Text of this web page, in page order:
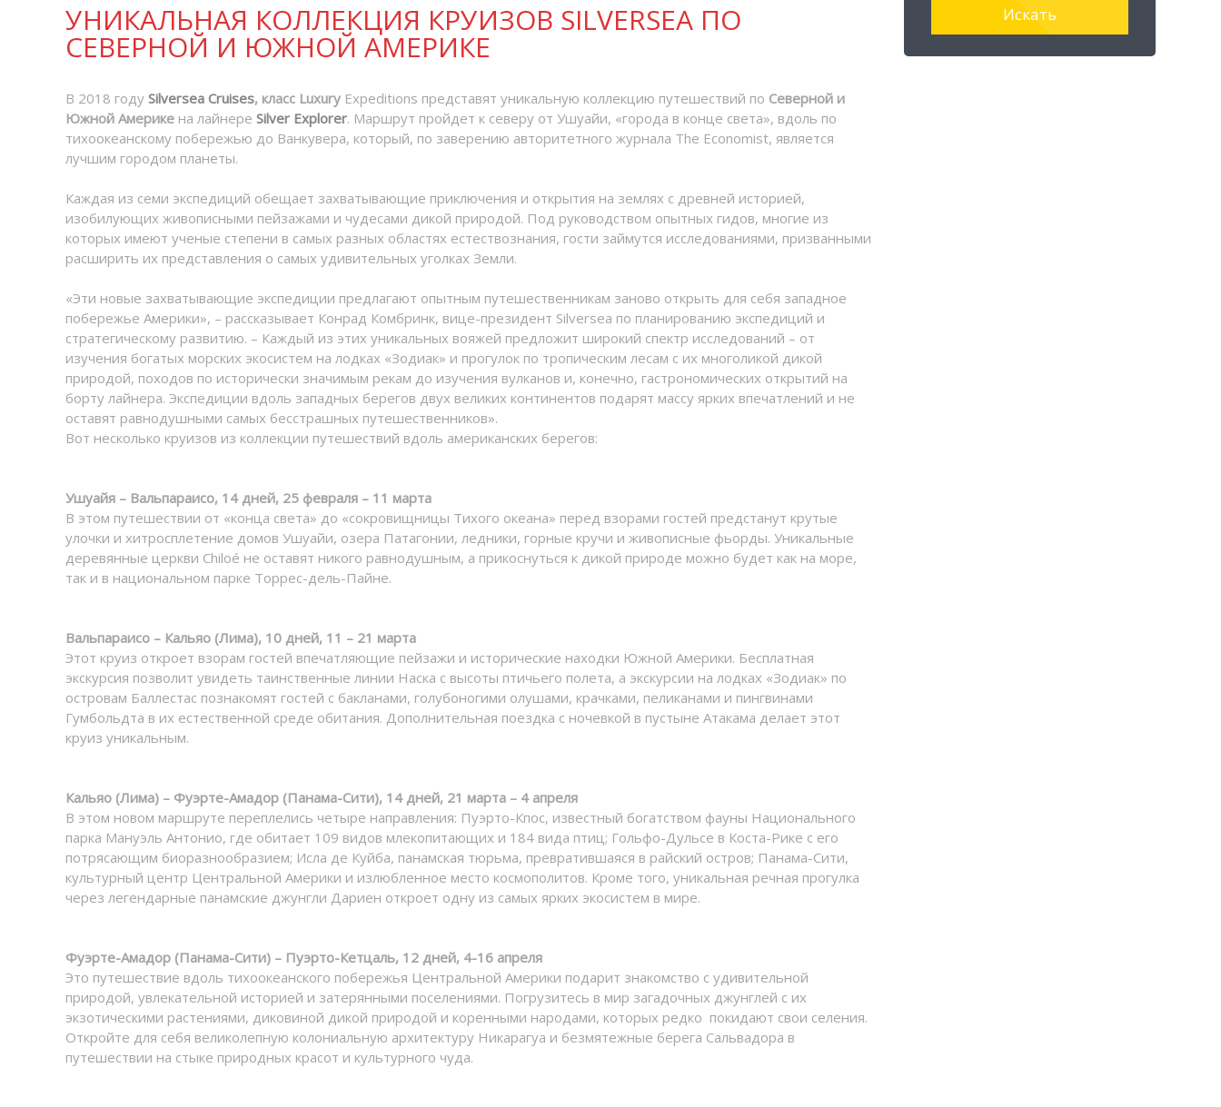
УНИКАЛЬНАЯ КОЛЛЕКЦИЯ КРУИЗОВ SILVERSEA ПО
СЕВЕРНОЙ И ЮЖНОЙ АМЕРИКЕ
В 2018 году Silversea Cruises, класс Luxury Expeditions представят уникальную коллекцию путешествий по Северной и
Южной Америке на лайнере Silver Explorer. Маршрут пройдет к северу от Ушуайи, «города в конце света», вдоль по
тихоокеанскому побережью до Ванкувера, который, по заверению авторитетного журнала The Economist, является
лучшим городом планеты.
Каждая из семи экспедиций обещает захватывающие приключения и открытия на землях с древней историей,
изобилующих живописными пейзажами и чудесами дикой природой. Под руководством опытных гидов, многие из
которых имеют ученые степени в самых разных областях естествознания, гости займутся исследованиями, призванными
расширить их представления о самых удивительных уголках Земли.
«Эти новые захватывающие экспедиции предлагают опытным путешественникам заново открыть для себя западное
побережье Америки», – рассказывает Конрад Комбринк, вице-президент Silversea по планированию экспедиций и
стратегическому развитию. – Каждый из этих уникальных вояжей предложит широкий спектр исследований – от
изучения богатых морских экосистем на лодках «Зодиак» и прогулок по тропическим лесам с их многоликой дикой
природой, походов по исторически значимым рекам до изучения вулканов и, конечно, гастрономических открытий на
борту лайнера. Экспедиции вдоль западных берегов двух великих континентов подарят массу ярких впечатлений и не
оставят равнодушными самых бесстрашных путешественников».
Вот несколько круизов из коллекции путешествий вдоль американских берегов:
Ушуайя – Вальпараисо, 14 дней, 25 февраля – 11 марта
В этом путешествии от «конца света» до «сокровищницы Тихого океана» перед взорами гостей предстанут крутые
улочки и хитросплетение домов Ушуайи, озера Патагонии, ледники, горные кручи и живописные фьорды. Уникальные
деревянные церкви Chiloé не оставят никого равнодушным, а прикоснуться к дикой природе можно будет как на море,
так и в национальном парке Торрес-дель-Пайне.
Вальпараисо – Кальяо (Лима), 10 дней, 11 – 21 марта
Этот круиз откроет взорам гостей впечатляющие пейзажи и исторические находки Южной Америки. Бесплатная
экскурсия позволит увидеть таинственные линии Наска с высоты птичьего полета, а экскурсии на лодках «Зодиак» по
островам Баллестас познакомят гостей с бакланами, голубоногими олушами, крачками, пеликанами и пингвинами
Гумбольдта в их естественной среде обитания. Дополнительная поездка с ночевкой в пустыне Атакама делает этот
круиз уникальным.
Кальяо (Лима) – Фуэрте-Амадор (Панама-Сити), 14 дней, 21 марта – 4 апреля
В этом новом маршруте переплелись четыре направления: Пуэрто-Кпос, известный богатством фауны Национального
парка Мануэль Антонио, где обитает 109 видов млекопитающих и 184 вида птиц; Гольфо-Дульсе в Коста-Рике с его
потрясающим биоразнообразием; Исла де Куйба, панамская тюрьма, превратившаяся в райский остров; Панама-Сити,
культурный центр Центральной Америки и излюбленное место космополитов. Кроме того, уникальная речная прогулка
через легендарные панамские джунгли Дариен откроет одну из самых ярких экосистем в мире.
Фуэрте-Амадор (Панама-Сити) – Пуэрто-Кетцаль, 12 дней, 4-16 апреля
Это путешествие вдоль тихоокеанского побережья Центральной Америки подарит знакомство с удивительной
природой, увлекательной историей и затерянными поселениями. Погрузитесь в мир загадочных джунглей с их
экзотическими растениями, диковиной дикой природой и коренными народами, которых редко покидают свои селения.
Откройте для себя великолепную колониальную архитектуру Никарагуа и безмятежные берега Сальвадора в
путешествии на стыке природных красот и культурного чуда.